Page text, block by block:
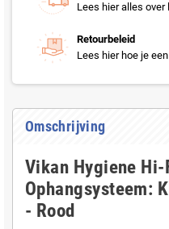
Lees hier alles
Retourbeleid
Lees hier hoe je
Omschrijving
Vikan Hygiene
Ophangsysteem:
- Rood